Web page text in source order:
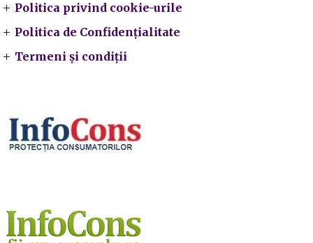
Politica privind cookie-urile
Politica de Confidențialitate
Termeni și condiții